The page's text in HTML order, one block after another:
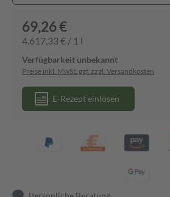
69,26 €
4.617,33 € / 1 l
Verfügbarkeit unbekannt
Preise inkl. MwSt. ggf. zzgl. Versandkosten
E-Rezept einlösen